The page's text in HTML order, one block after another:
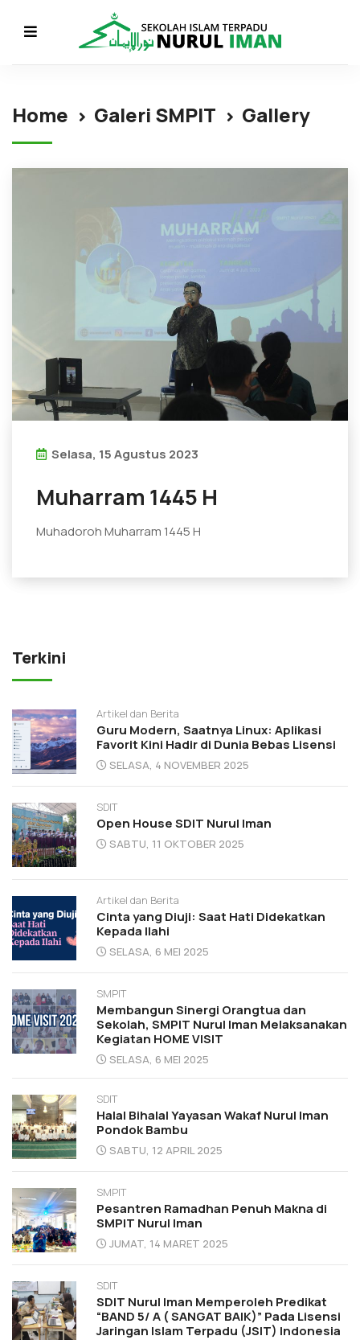
Home Galeri SMPIT Gallery
Selasa, 15 Agustus 2023
Muharram 1445 H
Muhadoroh Muharram 1445 H
Terkini
Artikel dan Berita
Guru Modern, Saatnya Linux: Aplikasi
Favorit Kini Hadir di Dunia Bebas Lisensi
SELASA, 4 NOVEMBER 2025
SDIT
Open House SDIT Nurul Iman
SABTU, 11 OKTOBER 2025
Artikel dan Berita
Cinta yang Diuji: Saat Hati Didekatkan
Kepada Ilahi
SELASA, 6 MEI 2025
SMPIT
Membangun Sinergi Orangtua dan
Sekolah, SMPIT Nurul Iman Melaksanakan
Kegiatan HOME VISIT
SELASA, 6 MEI 2025
SDIT
Halal Bihalal Yayasan Wakaf Nurul Iman
Pondok Bambu
SABTU, 12 APRIL 2025
SMPIT
Pesantren Ramadhan Penuh Makna di
SMPIT Nurul Iman
JUMAT, 14 MARET 2025
SDIT
SDIT Nurul Iman Memperoleh Predikat
“BAND 5/ A ( SANGAT BAIK)” Pada Lisensi
Jaringan Islam Terpadu (JSIT) Indonesia